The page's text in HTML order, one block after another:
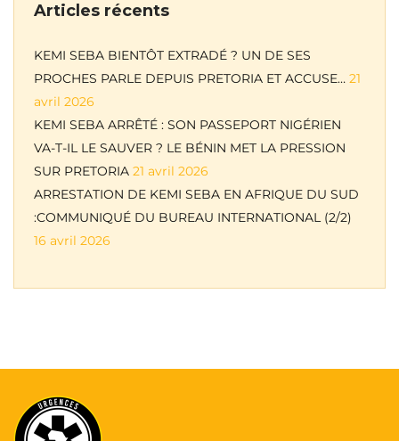
Articles récents
KEMI SEBA BIENTÔT EXTRADÉ ? UN DE SES
PROCHES PARLE DEPUIS PRETORIA ET ACCUSE… 21
avril 2026
KEMI SEBA ARRÊTÉ : SON PASSEPORT NIGÉRIEN
VA-T-IL LE SAUVER ? LE BÉNIN MET LA PRESSION
SUR PRETORIA 21 avril 2026
ARRESTATION DE KEMI SEBA EN AFRIQUE DU SUD
:COMMUNIQUÉ DU BUREAU INTERNATIONAL (2/2)
16 avril 2026